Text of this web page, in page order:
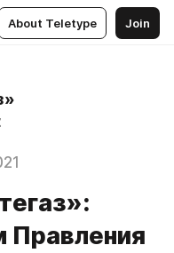
About Teletype Join
Правления